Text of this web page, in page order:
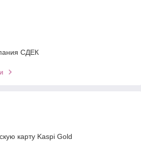
СДЕК
карту Kaspi Gold